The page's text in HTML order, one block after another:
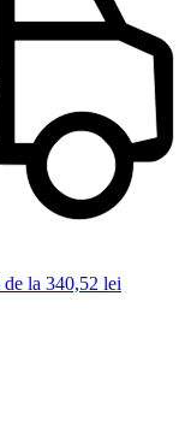
de la 340,52 lei